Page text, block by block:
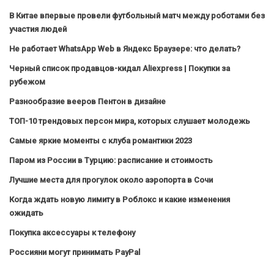
В Китае впервые провели футбольный матч между роботами без
участия людей
Не работает WhatsApp Web в Яндекс Браузере: что делать?
Черный список продавцов-кидал Aliexpress | Покупки за
рубежом
Разнообразие вееров Пентон в дизайне
ТОП-10 трендовых персон мира, которых слушает молодежь
Самые яркие моменты с клуба романтики 2023
Паром из России в Турцию: расписание и стоимость
Лучшие места для прогулок около аэропорта в Сочи
Когда ждать новую лимиту в Роблокс и какие изменения
ожидать
Покупка аксессуары к телефону
Россияни могут принимать PayPal